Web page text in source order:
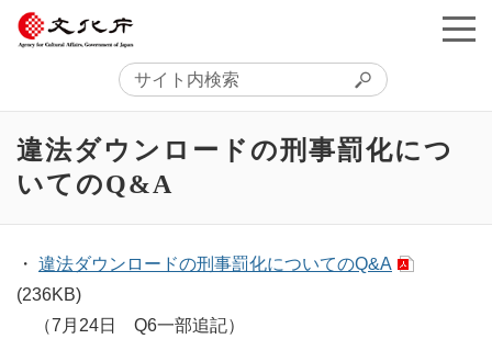
違法ダウンロードの刑事罰化につ
いてのQ&A
・ 違法ダウンロードの刑事罰化についてのQ&A
(236KB)
（7月24日 Q6一部追記）